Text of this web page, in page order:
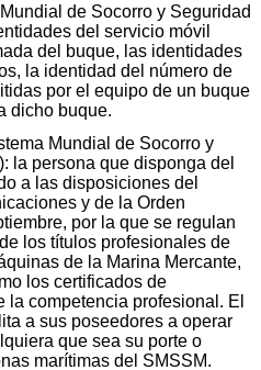
de Socorro y Seguridad
del servicio móvil
del buque, las identidades
la identidad del número de
por el equipo de un buque
dicho buque.
Mundial de Socorro y
la persona que disponga del
a las disposiciones del
y de la Orden
por la que se regulan
los títulos profesionales de
de la Marina Mercante,
los certificados de
competencia profesional. El
a sus poseedores a operar
que sea su porte o
marítimas del SMSSM.